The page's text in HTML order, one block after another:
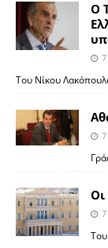
Ο
Του Νίκου
Οι